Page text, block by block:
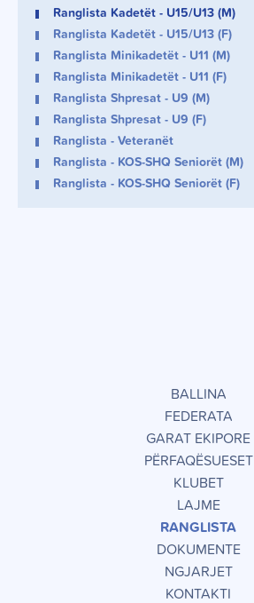
Ranglista Kadetët - U15/U13 (M)
Ranglista Kadetët - U15/U13 (F)
Ranglista Minikadetët - U11 (M)
Ranglista Minikadetët - U11 (F)
Ranglista Shpresat - U9 (M)
Ranglista Shpresat - U9 (F)
Ranglista - Veteranët
Ranglista - KOS-SHQ Seniorët (M)
Ranglista - KOS-SHQ Seniorët (F)
BALLINA
FEDERATA
GARAT EKIPORE
PËRFAQËSUESET
KLUBET
LAJME
RANGLISTA
DOKUMENTE
NGJARJET
KONTAKTI